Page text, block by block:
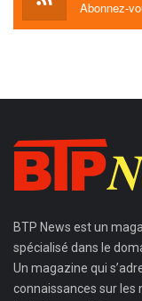
Abonnez-
BTP News est un
spécialisé dans le
Un magazine qui
connaissances sur